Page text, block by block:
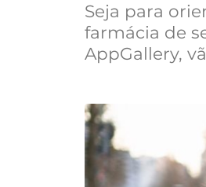
Seja para
farmácia de
AppGallery,